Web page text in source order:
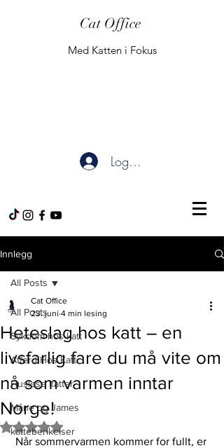
Cat Office
Med Katten i Fokus
Logg inn
Innlegg
All Posts
Sykdom hos katt
Atferd Hos Katt
Husløse katter
Måne og James
katteberikelser
All Posts
Heteslag hos katt – en
livsfarlig fare du må vite om
nå som varmen inntar
Norge!
Cat Office
23. juni 4 min lesing
Gitt NaN av 5 stjerner.
Når sommervarmen kommer for fullt, er